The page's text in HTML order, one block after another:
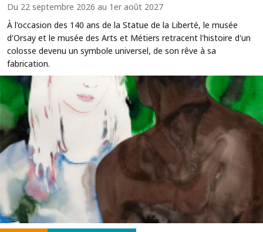
Du 22 septembre 2026 au 1er août 2027
À l'occasion des 140 ans de la Statue de la Liberté, le musée
d'Orsay et le musée des Arts et Métiers retracent l'histoire d'un
colosse devenu un symbole universel, de son rêve à sa
fabrication.